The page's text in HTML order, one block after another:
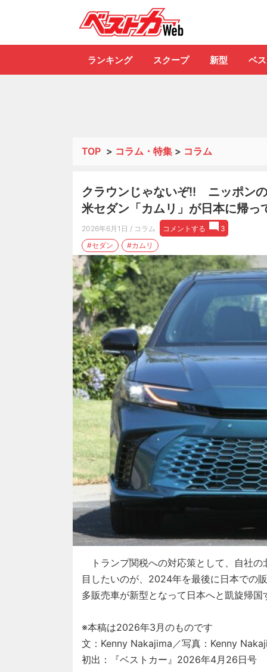
ランキング スクープ 新型 ベ
TOP > コラム・特集 > コラム
クラウンじゃないぞ!! ニッポン
米セダン「カムリ」が日本に帰っ
2026年6月1日 / コラム コメントする
3
#セダン
#カムリ
トランプ関税への対応策として、自社の
目したいのが、2024年を最後に日本での
多販売車が新型となって日本へと凱旋帰国
※本稿は2026年3月のものです
文：Kenny Nakajima／写真：Kenny
初出：『ベストカー』2026年4月26日号